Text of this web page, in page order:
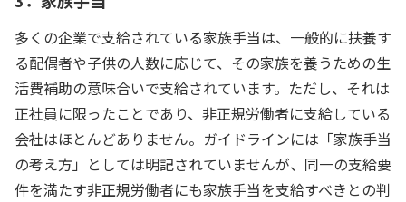
多くの企業で支給されている家族手当は、一般的に扶養す
る配偶者や子供の人数に応じて、その家族を養うための生
活費補助の意味合いで支給されています。ただし、それは
正社員に限ったことであり、非正規労働者に支給している
会社はほとんどありません。ガイドラインには「家族手当
の考え方」としては明記されていませんが、同一の支給要
件を満たす非正規労働者にも家族手当を支給すべきとの判